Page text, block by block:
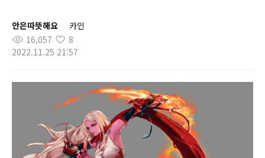
안은따뜻해요
카인
16,057
8
2022.11.25 21:57